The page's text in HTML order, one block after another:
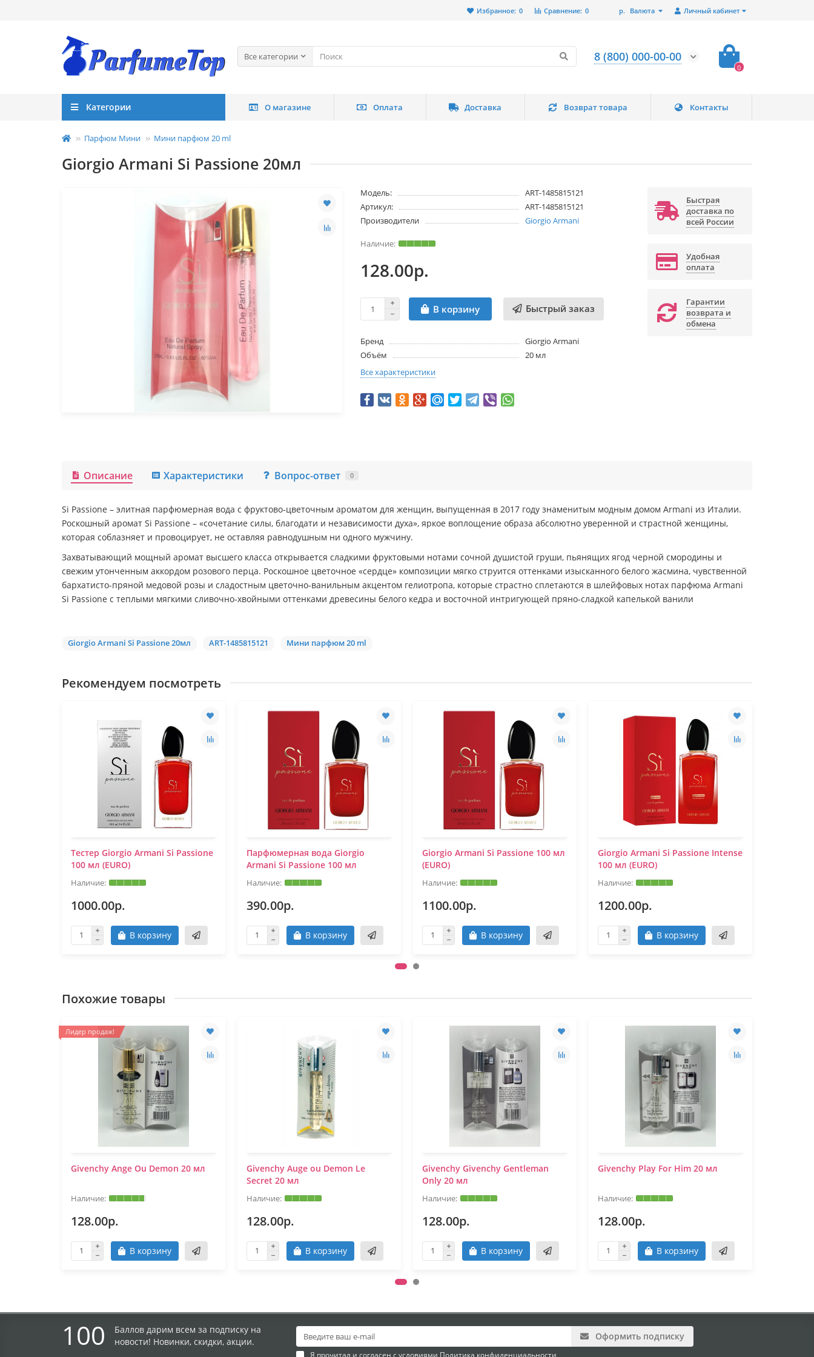
Личный кабинет
р. Валюта
Сравнение: 0
Избранное: 0
Все категории 8 (800) 000-00-00
0
Категории О магазине Оплата Доставка Возврат товара Контакты
Парфюм Мини Мини парфюм 20 ml
Giorgio Armani Si Passione 20мл
Модель:
ART-1485815121
Артикул:
ART-1485815121
Производители
Giorgio Armani
128.00р.
В корзину Быстрый заказ
Бренд
Giorgio Armani
Объём
20 мл
Все характеристики
Быстрая
доставка по
всей России
Удобная
оплата
Гарантии
возврата и
обмена
Описание Характеристики Вопрос-ответ 0
Si Passione – элитная парфюмерная вода с фруктово-цветочным ароматом для женщин, выпущенная в 2017 году знаменитым модным домом Armani из Италии.
Роскошный аромат Si Passione – «сочетание силы, благодати и независимости духа», яркое воплощение образа абсолютно уверенной и страстной женщины,
которая соблазняет и провоцирует, не оставляя равнодушным ни одного мужчину.
Захватывающий мощный аромат высшего класса открывается сладкими фруктовыми нотами сочной душистой груши, пьянящих ягод черной смородины и
свежим утонченным аккордом розового перца. Роскошное цветочное «сердце» композиции мягко струится оттенками изысканного белого жасмина, чувственной
бархатисто-пряной медовой розы и сладостным цветочно-ванильным акцентом гелиотропа, которые страстно сплетаются в шлейфовых нотах парфюма Armani
Si Passione с теплыми мягкими сливочно-хвойными оттенками древесины белого кедра и восточной интригующей пряно-сладкой капелькой ванили
Giorgio Armani Si Passione 20мл ART-1485815121 Мини парфюм 20 ml
Рекомендуем посмотреть
Тестер Giorgio Armani Si Passione
100 мл (EURO)
1000.00р.
В корзину
Парфюмерная вода Giorgio
Armani Si Passione 100 мл
390.00р.
В корзину
Giorgio Armani Si Passione 100 мл
(EURO)
1100.00р.
В корзину
Giorgio Armani Si Passione Intense
100 мл (EURO)
1200.00р.
В корзину
Похожие товары
Лидер продаж!
Givenchy Ange Ou Demon 20 мл
128.00р.
В корзину
Givenchy Auge ou Demon Le
Secret 20 мл
128.00р.
В корзину
Givenchy Givenchy Gentleman
Only 20 мл
128.00р.
В корзину
Givenchy Play For Him 20 мл
128.00р.
В корзину
100
Баллов дарим всем за подписку на
новости! Новинки, скидки, акции.
Оформить подписку
Я прочитал и согласен с условиями Политика конфиденциальности